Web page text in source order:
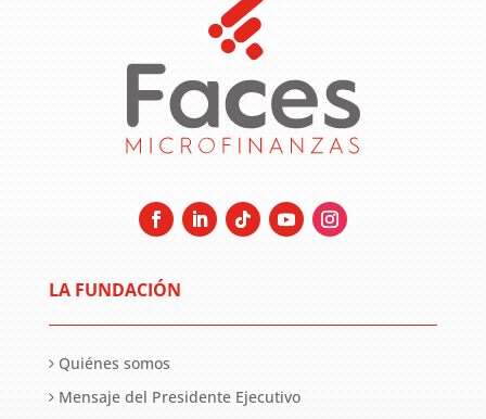
LA FUNDACIÓN
Quiénes somos
Mensaje del Presidente Ejecutivo